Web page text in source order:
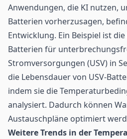
Anwendungen, die KI nutzen,
Batterien vorherzusagen,
Entwicklung. Ein Beispiel ist
Batterien für
Stromversorgungen (USV) in
die Lebensdauer von USV-
indem sie die
analysiert. Dadurch können
Austauschpläne optimiert
Weitere Trends in der